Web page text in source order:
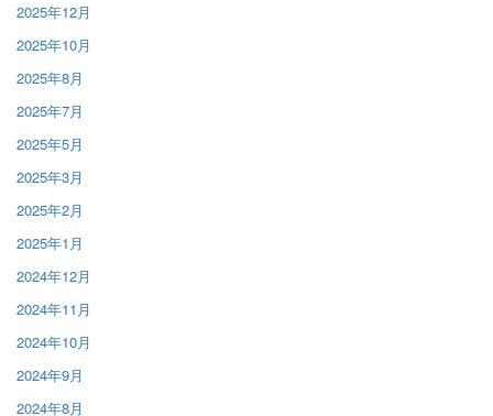
2025年12月
2025年10月
2025年8月
2025年7月
2025年5月
2025年3月
2025年2月
2025年1月
2024年12月
2024年11月
2024年10月
2024年9月
2024年8月